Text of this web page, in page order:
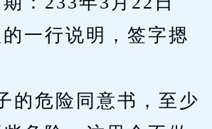
行说明，签字摁
危险同意书，至少